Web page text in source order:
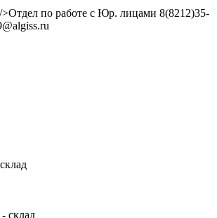
по работе с Юр. лицами 8(8212)35-
склад